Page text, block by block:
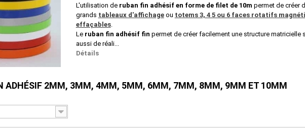
L'utilisation de ruban fin adhésif en forme de filet de 10m permet de créer
grands tableaux d'affichageou totems 3, 4 5 ou 6 faces rotatifs
effaçables.
Le ruban fin adhésif fin permet de créer facilement une structure matricielle
aussi de réali...
Détails
ADHÉSIF 2MM, 3MM, 4MM, 5MM, 6MM, 7MM, 8MM, 9MM ET 10MM